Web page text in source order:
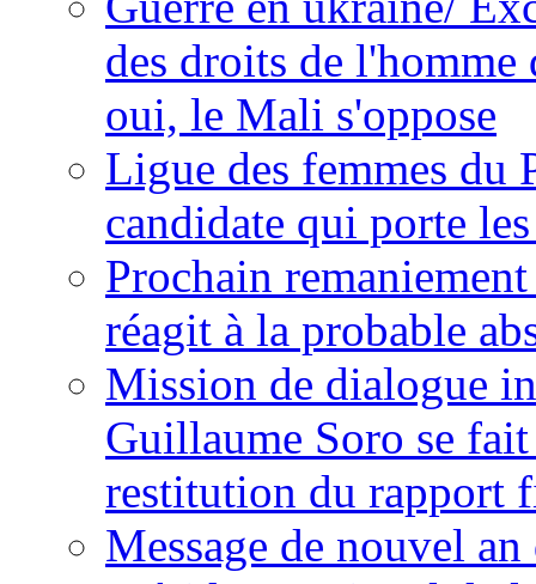
des droits de
oui, le Mali s'oppose
Ligue des femmes du
candidate qui porte
Prochain
réagit à la probable
Mission de dialogue
Guillaume Soro se
restitution du rapport
Message de nouvel